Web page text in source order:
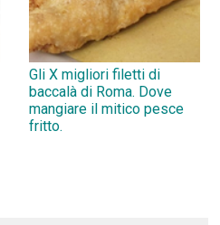
Gli X migliori filetti di
baccalà di Roma. Dove
mangiare il mitico pesce
fritto.